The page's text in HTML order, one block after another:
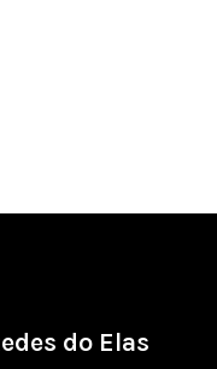
do Elas